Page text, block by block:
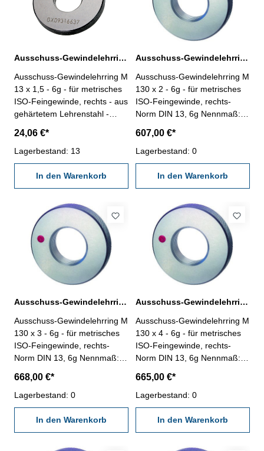
Ausschuss-Gewindelehrring M 13 x 1,5 - 6g DIN 13
Ausschuss-Gewindelehrring M
13 x 1,5 - 6g - für metrisches
ISO-Feingewinde, rechts - aus
gehärtetem Lehrenstahl -
13 x 1,5
24,06 €*
Lagerbestand: 13
In den Warenkorb
Ausschuss-Gewindelehrring M 130 x 2 - 6g DIN 13
Ausschuss-Gewindelehrring M
130 x 2 - 6g - für metrisches
ISO-Feingewinde, rechts-
Norm DIN 13, 6g Nennmaß: M
607,00 €*
Lagerbestand: 0
In den Warenkorb
Ausschuss-Gewindelehrring M 130 x 3 - 6g DIN 13
Ausschuss-Gewindelehrring M
130 x 3 - 6g - für metrisches
ISO-Feingewinde, rechts-
Norm DIN 13, 6g Nennmaß: M
668,00 €*
Lagerbestand: 0
In den Warenkorb
Ausschuss-Gewindelehrring M 130 x 4 - 6g DIN 13
Ausschuss-Gewindelehrring M
130 x 4 - 6g - für metrisches
ISO-Feingewinde, rechts-
Norm DIN 13, 6g Nennmaß: M
665,00 €*
Lagerbestand: 0
In den Warenkorb